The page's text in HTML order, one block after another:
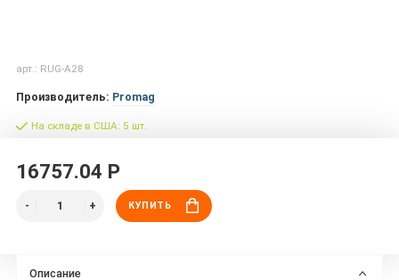
арт.: RUG-A28
Производитель: Promag
На складе в США: 5 шт.
16757.04 Р
КУПИТЬ
Описание